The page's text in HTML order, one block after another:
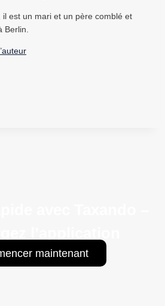
il est un mari et un père comblé et
Berlin.
maintenant